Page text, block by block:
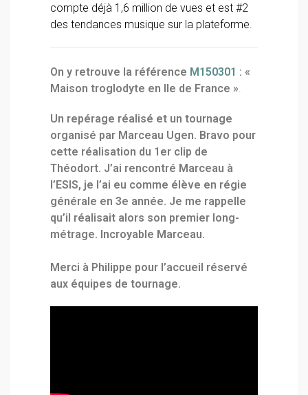
compte déjà 1,6 million de vues et est #2
des tendances musique sur la plateforme.
On y retrouve la référence M150301 : «
Maison troglodyte en Ile de France ».
Un repérage réalisé et un tournage
organisé par Marceau Ugen. Bravo pour
cette réalisation du 1er clip de
Théodort. J’ai rencontré Marceau à
l’ESIS, je l’ai eu comme élève en régie
générale en 3e année. Je me rappelle
qu’il réalisait alors son premier long-
métrage. Incroyable Marceau.
Merci à Philippe pour l’accueil réservé
aux équipes de tournage.